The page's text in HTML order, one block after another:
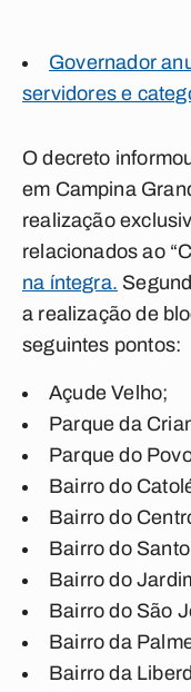
Governador
servidores e
O decreto
em Campina
realização
relacionados ao
na íntegra.
a realização de
seguintes pontos:
Açude Velho;
Parque da
Parque do
Bairro do
Bairro do
Bairro do
Bairro do
Bairro do São
Bairro da
Bairro da